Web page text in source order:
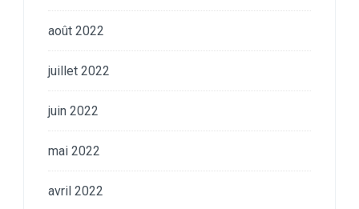
août 2022
juillet 2022
juin 2022
mai 2022
avril 2022